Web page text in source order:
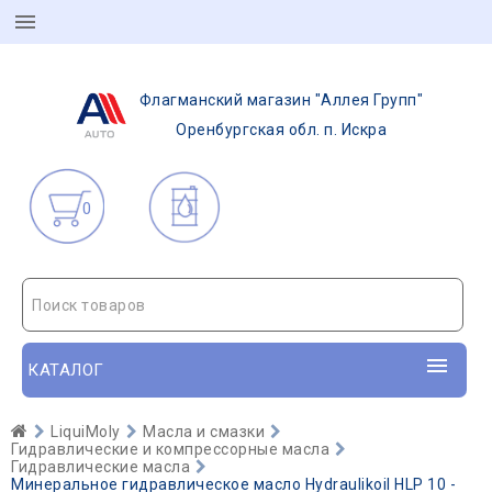
Флагманский магазин "Аллея Групп"
Оренбургская обл. п. Искра
0
Поиск товаров
КАТАЛОГ
LiquiMoly
Масла и смазки
Гидравлические и компрессорные масла
Гидравлические масла
Минеральное гидравлическое масло Hydraulikoil HLP 10 -